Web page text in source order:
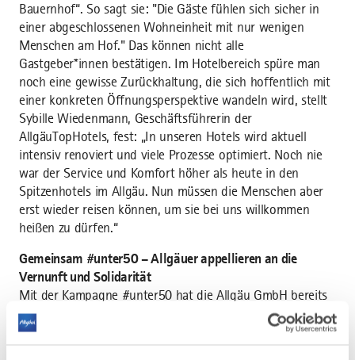
Bauernhof“. So sagt sie: "Die Gäste fühlen sich sicher in
einer abgeschlossenen Wohneinheit mit nur wenigen
Menschen am Hof." Das können nicht alle
Gastgeber*innen bestätigen. Im Hotelbereich spüre man
noch eine gewisse Zurückhaltung, die sich hoffentlich mit
einer konkreten Öffnungsperspektive wandeln wird, stellt
Sybille Wiedenmann, Geschäftsführerin der
AllgäuTopHotels, fest: „In unseren Hotels wird aktuell
intensiv renoviert und viele Prozesse optimiert. Noch nie
war der Service und Komfort höher als heute in den
Spitzenhotels im Allgäu. Nun müssen die Menschen aber
erst wieder reisen können, um sie bei uns willkommen
heißen zu dürfen.“
Gemeinsam #unter50 – Allgäuer appellieren an die
Vernunft und Solidarität
Mit der Kampagne #unter50 hat die Allgäu GmbH bereits
Mitte Dezember an Allgäuer und Allgäuerinnen appelliert,
möglichst auf Kontakte zu verzichten und in häuslicher